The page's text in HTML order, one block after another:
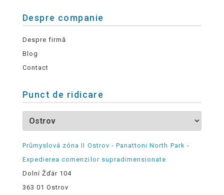
Despre companie
Despre firmă
Blog
Contact
Punct de ridicare
Průmyslová zóna II Ostrov - Panattoni North Park -
Expedierea comenzilor supradimensionate
Dolní Žďár 104
363 01 Ostrov